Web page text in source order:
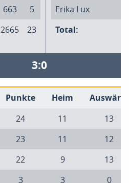
663
5
2665 23
Erika Lux
Total:
3:0
Punkte Heim
Auswärts
24 11
13
23 11
12
22 9
13
3 3 0